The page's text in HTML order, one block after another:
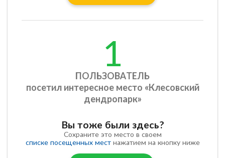
1
ПОЛЬЗОВАТЕЛЬ
посетил интересное место «Клесовский
дендропарк»
Вы тоже были здесь?
Сохраните это место в своем
списке посещенных местнажатием на кнопку ниже